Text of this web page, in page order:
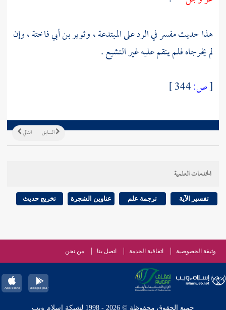
هذا حديث مفسر في الرد على المبتدعة ،وثوير بن أبي فاختة، وإن
لم يخرجاه فلم ينقم عليه غير التشيع .
[ص:
التالي السابق
الخدمات العلمية
تفسير الآية ترجمة علم عناوين الشجرة تخريج حديث
وثيقة الخصوصية اتفاقية الخدمة اتصل بنا من نحن
جميع الحقوق محفوظة © 2026 - 1998 لشبكة إسلام ويب